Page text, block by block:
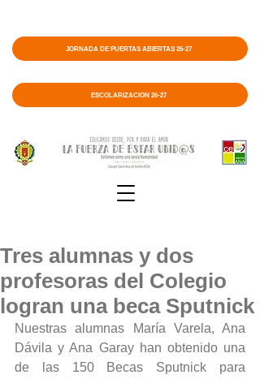
ESCOLARIZACIÓN 26-27
JORNADA DE PUERTAS ABIERTAS 26-27
Tres alumnas y dos
profesoras del Colegio
logran una beca Sputnick
Nuestras alumnas María Varela, Ana
Dávila y Ana Garay han obtenido una
de las 150 Becas Sputnick para